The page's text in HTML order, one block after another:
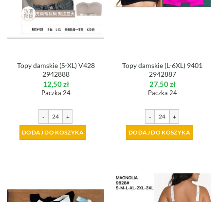
Topy damskie (S-XL) V428
2942888
12,50zł
Paczka 24
- +
DODAJ DO KOSZYKA
Topy damskie (L-6XL) 9401
2942887
27,50zł
Paczka 24
- +
DODAJ DO KOSZYKA